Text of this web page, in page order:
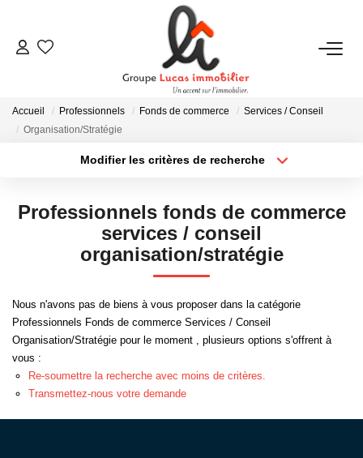
NOUS CONTACTER
NEUF
ESTIMER
NOS RÉALISATIONS
EXTRANET GESTION
Accueil Professionnels Fonds de commerce
Services / Conseil
Organisation/Stratégie
Modifier les critères de recherche
Type de bien
Plus de critères
Créer une alerte
Professionnels fonds de commerce
services / conseil
organisation/stratégie
Nous n'avons pas de biens à vous proposer dans la catégorie
Professionnels Fonds de commerce Services / Conseil
Organisation/Stratégie pour le moment , plusieurs options s'offrent à
vous :
Re-soumettre la recherche avec moins de critères.
Transmettez-nous votre demande